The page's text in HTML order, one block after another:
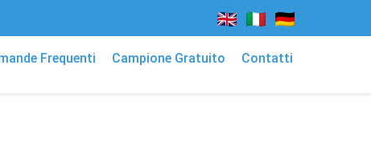
Frequenti Campione Gratuito Contatti